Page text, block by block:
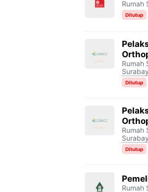
Rumah
Ditutup
Rumah
Ditutup
Rumah
Ditutup
Rumah